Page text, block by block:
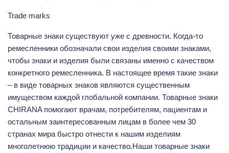
Trade marks
Товарные знаки существуют уже с древности. Когда-то
ремесленники обозначали свои изделия своими знаками,
чтобы знаки и изделия были связаны именно с качеством
конкретного ремесленника. В настоящее время такие знаки
– в виде товарных знаков являются существенным
имуществом каждой глобальной компании. Товарные знаки
CHIRANA помогают врачам, потребителям, пациентам и
остальным заинтересованным лицам в более чем 30
странах мира быстро отнести к нашим изделиям
многолетнюю традиции и качество.Наши товарные знаки